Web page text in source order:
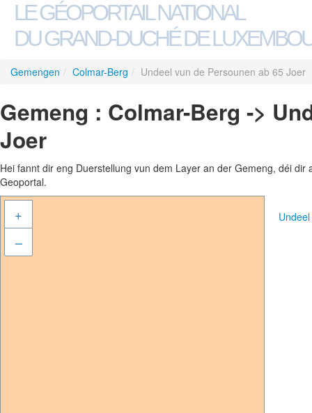
LE GÉOPORTAIL NATIONAL
DU GRAND-DUCHÉ DE
Gemengen / Colmar-Berg / Undeel vun de Persounen ab 65 Joer
Gemeng : Colmar-Berg ->
Joer
Hei fannt dir eng Duerstellung vun dem Layer an der Gemeng, déi
Geoportal.
+
–